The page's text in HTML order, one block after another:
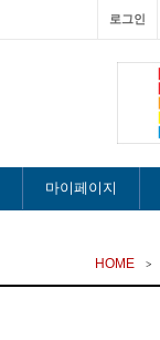
로그인
마이페이지
HOME